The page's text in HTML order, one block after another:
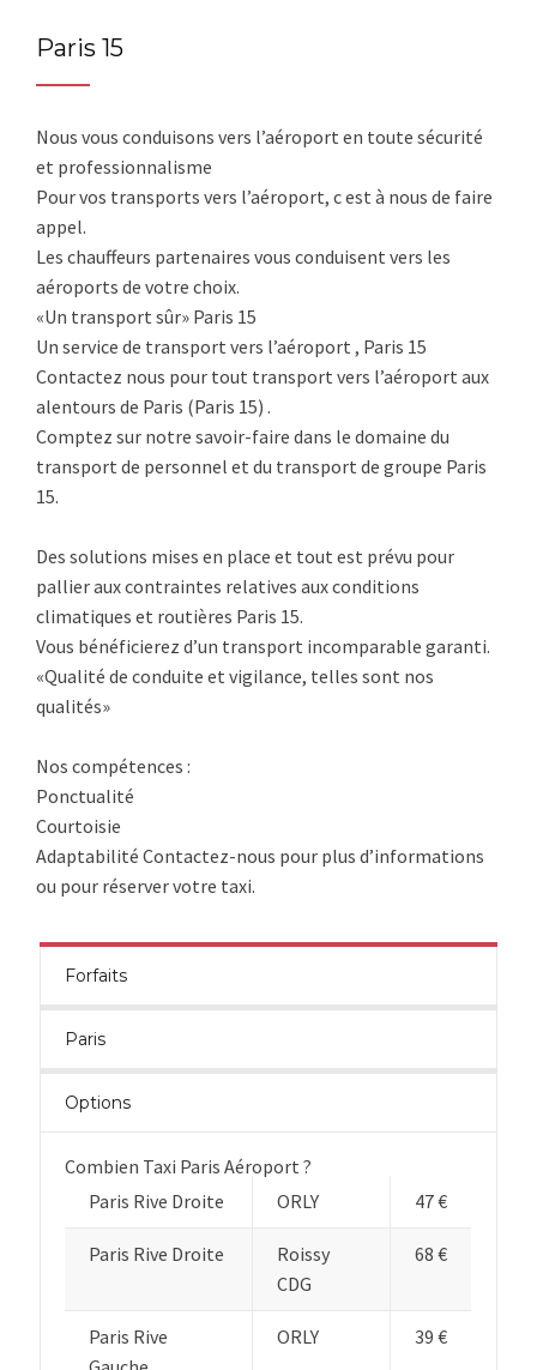
Paris 15
Nous vous conduisons vers l’aéroport en toute sécurité
et professionnalisme
Pour vos transports vers l’aéroport, c est à nous de faire
appel.
Les chauffeurs partenaires vous conduisent vers les
aéroports de votre choix.
«Un transport sûr» Paris 15
Un service de transport vers l’aéroport , Paris 15
Contactez nous pour tout transport vers l’aéroport aux
alentours de Paris (Paris 15) .
Comptez sur notre savoir-faire dans le domaine du
transport de personnel et du transport de groupe Paris
15.
Des solutions mises en place et tout est prévu pour
pallier aux contraintes relatives aux conditions
climatiques et routières Paris 15.
Vous bénéficierez d’un transport incomparable garanti.
«Qualité de conduite et vigilance, telles sont nos
qualités»
Nos compétences :
Ponctualité
Courtoisie
Adaptabilité Contactez-nous pour plus d’informations
ou pour réserver votre taxi.
Forfaits
Paris
Options
Combien Taxi Paris Aéroport ?
Paris Rive Droite
ORLY 47 €
Paris Rive Droite
Roissy
CDG
68 €
Paris Rive
ORLY 39 €